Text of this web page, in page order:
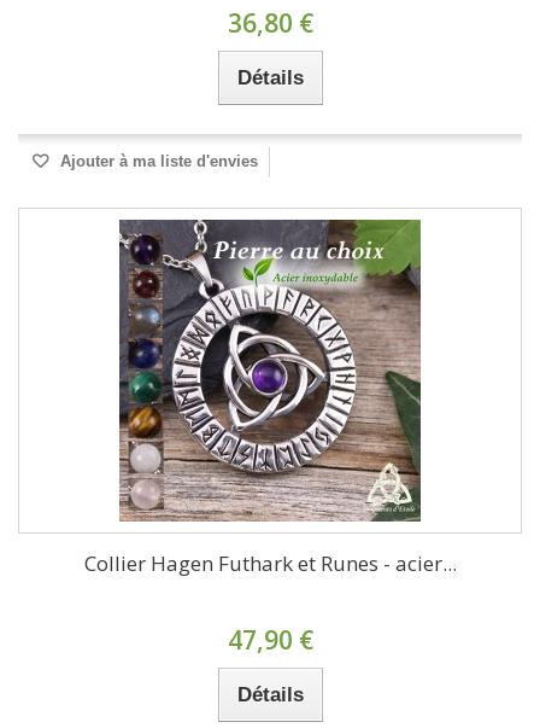
36,80 €
Détails
Ajouter à ma liste d'envies
Collier Hagen Futhark et Runes - acier...
47,90 €
Détails